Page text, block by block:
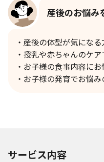
産後のお悩み
・産後の体型が気になる
・授乳や赤ちゃんのケ
・お子様の食事内容に
・お子様の発育でお悩み
サービス内容